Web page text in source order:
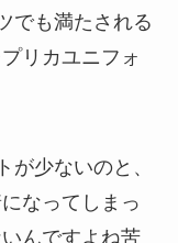
でも満たされる
リカユニフォ
少ないのと、
なってしまっ
んですよね苦